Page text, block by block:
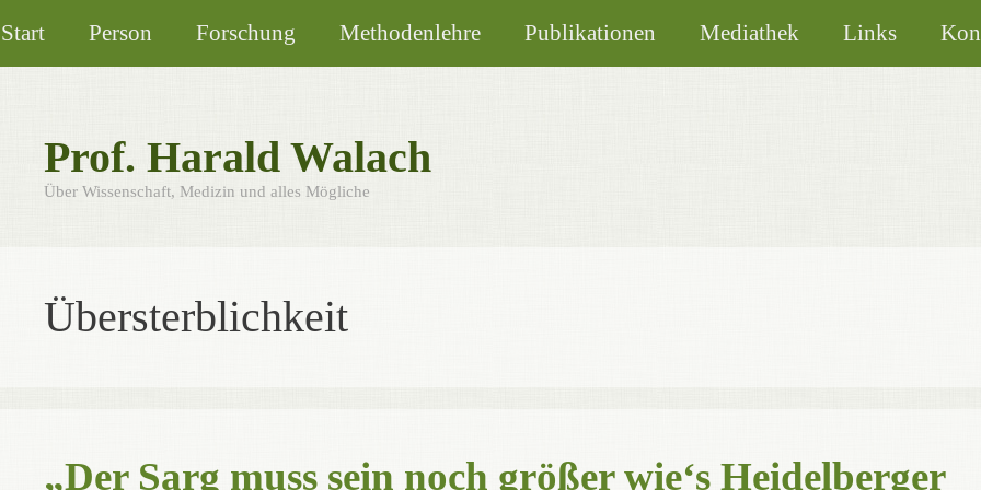
Inhalt
springen
Start Person Forschung Methodenlehre Publikationen Mediathek Links
Prof. Harald Walach
Über Wissenschaft, Medizin und alles Mögliche
Übersterblichkeit
„Der Sarg muss sein noch größer wie‘s Heidelberger